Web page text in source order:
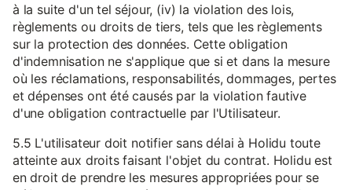
à la suite d'un tel séjour, (iv) la violation des lois,
règlements ou droits de tiers, tels que les règlements
sur la protection des données. Cette obligation
d'indemnisation ne s'applique que si et dans la mesure
où les réclamations, responsabilités, dommages, pertes
et dépenses ont été causés par la violation fautive
d'une obligation contractuelle par l'Utilisateur.
5.5 L'utilisateur doit notifier sans délai à Holidu toute
atteinte aux droits faisant l'objet du contrat. Holidu est
en droit de prendre les mesures appropriées pour se